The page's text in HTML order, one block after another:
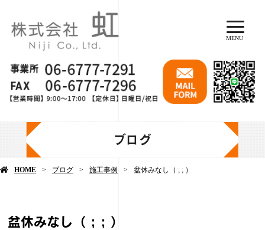
MENU
ブログ
HOME ブログ 施工事例 盆休みなし（ ; ; ）
盆休みなし（ ; ; ）